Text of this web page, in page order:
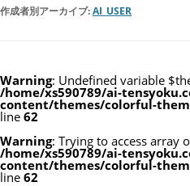
作成者別アーカイブ:AI_USER
Warning: Undefined variable
/home/xs590789/ai-
content/themes/colorful-
line 62
Warning: Trying to access array
/home/xs590789/ai-
content/themes/colorful-
line 62